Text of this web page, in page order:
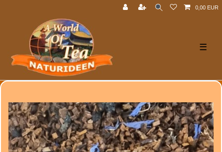
0,00 EUR
☰